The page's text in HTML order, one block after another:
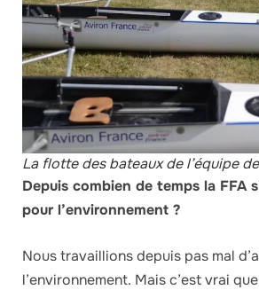
La flotte des bateaux de l’équipe
Depuis combien de temps la FFA
pour l’environnement ?
Nous travaillions depuis pas mal
l’environnement. Mais c’est vrai